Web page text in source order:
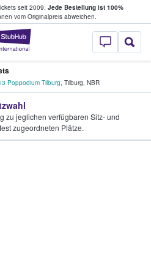
seit 2009. Jede Bestellung ist 100%
vom Originalpreis abweichen.
StubHub - Wo
verkaufen
Poppodium Tilburg, Tilburg, NBR
zu jeglichen verfügbaren Sitz- und
zugeordneten Plätze.